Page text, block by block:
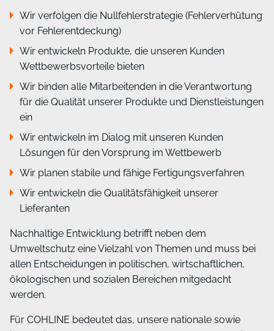
Wir verfolgen die Nullfehlerstrategie (Fehlerverhütung
vor Fehlerentdeckung)
Wir entwickeln Produkte, die unseren Kunden
Wettbewerbsvorteile bieten
Wir binden alle Mitarbeitenden in die Verantwortung
für die Qualität unserer Produkte und Dienstleistungen
ein
Wir entwickeln im Dialog mit unseren Kunden
Lösungen für den Vorsprung im Wettbewerb
Wir planen stabile und fähige Fertigungsverfahren
Wir entwickeln die Qualitätsfähigkeit unserer
Lieferanten
Nachhaltige Entwicklung betrifft neben dem
Umweltschutz eine Vielzahl von Themen und muss bei
allen Entscheidungen in politischen, wirtschaftlichen,
ökologischen und sozialen Bereichen mitgedacht
werden.
Für COHLINE bedeutet das, unsere nationale sowie